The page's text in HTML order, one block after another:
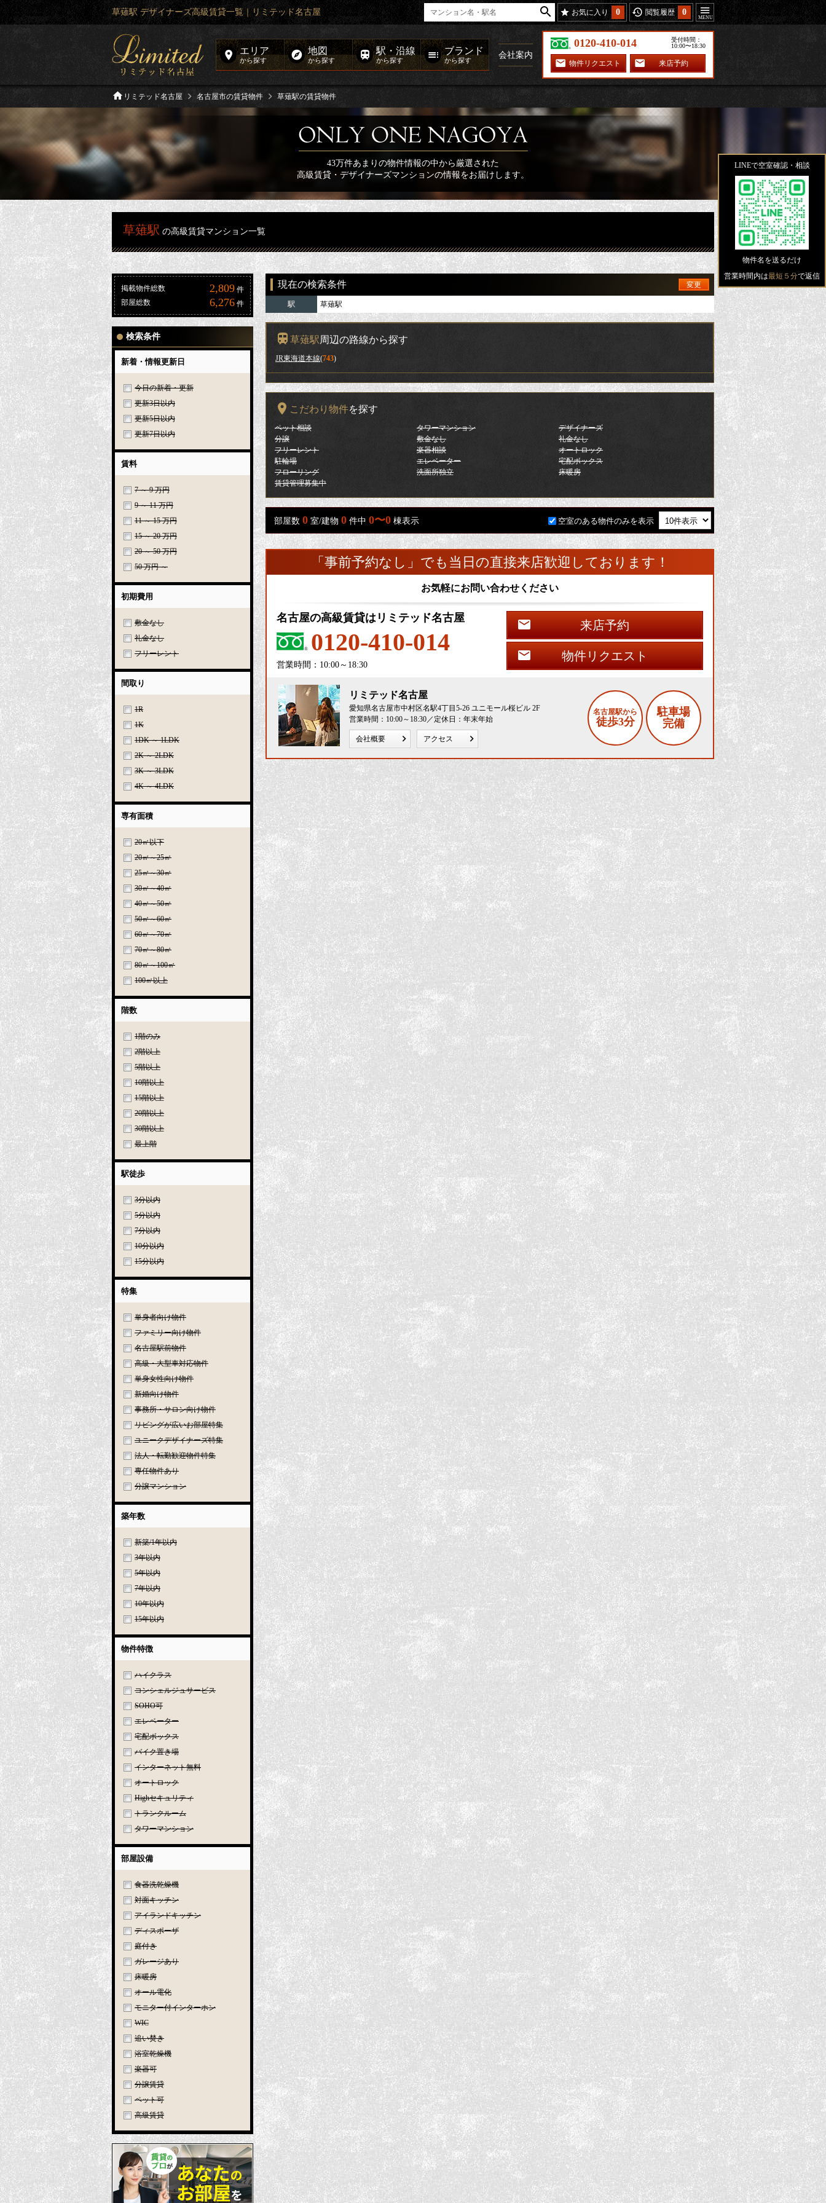
草薙駅 デザイナーズ高級賃貸一覧｜リミテッド名古屋 お気に入り 0 閲覧履歴 0
エリア
から探す
地図
から探す
駅・沿線
から探す
ブランド
から探す
会社案内
0120-410-014
受付時間：
10:00〜18:30
物件リクエスト 来店予約
リミテッド名古屋 名古屋市の賃貸物件 草薙駅の賃貸物件
43万件あまりの物件情報の中から厳選された
高級賃貸・デザイナーズマンションの情報をお届けします。
草薙駅 の高級賃貸マンション一覧
掲載物件総数 2,809 件
部屋総数
6,276 件
検索条件
新着・情報更新日
今日の新着・更新
更新3日以内
更新5日以内
更新7日以内
賃料
7 ～ 9 万円
9 ～ 11 万円
11 ～ 15 万円
15 ～ 20 万円
20 ～ 50 万円
50 万円 ～
初期費用
敷金なし
礼金なし
フリーレント
間取り
1R
1K
1DK ～ 1LDK
2K ～ 2LDK
3K ～ 3LDK
4K ～ 4LDK
専有面積
20㎡以下
20㎡～25㎡
25㎡～30㎡
30㎡～40㎡
40㎡～50㎡
50㎡～60㎡
60㎡～70㎡
70㎡～80㎡
80㎡～100㎡
100㎡以上
階数
1階のみ
2階以上
5階以上
10階以上
15階以上
20階以上
30階以上
最上階
駅徒歩
3分以内
5分以内
7分以内
10分以内
15分以内
特集
単身者向け物件
ファミリー向け物件
名古屋駅前物件
高級・大型車対応物件
単身女性向け物件
新婚向け物件
事務所・サロン向け物件
リビングが広いお部屋特集
ユニークデザイナーズ特集
法人・転勤歓迎物件特集
専任物件あり
分譲マンション
築年数
新築/1年以内
3年以内
5年以内
7年以内
10年以内
15年以内
物件特徴
ハイクラス
コンシェルジュサービス
SOHO可
エレベーター
宅配ボックス
バイク置き場
インターネット無料
オートロック
Highセキュリティ
トランクルーム
タワーマンション
部屋設備
食器洗乾燥機
対面キッチン
アイランドキッチン
ディスポーザ
庭付き
ガレージあり
床暖房
オール電化
モニター付インターホン
WIC
追い焚き
浴室乾燥機
楽器可
分譲賃貸
ペット可
高級賃貸
現在の検索条件 変更
駅 草薙駅
草薙駅周辺の路線から探す
JR東海道本線(743)
こだわり物件を探す
ペット相談 タワーマンション
デザイナーズ
分譲
敷金なし
礼金なし
フリーレント
楽器相談
オートロック
駐輪場
エレベーター
宅配ボックス
フローリング
洗面所独立
床暖房
賃貸管理募集中
部屋数 0 室/建物 0 件中 0〜0 棟表示 空室のある物件のみを表示
「事前予約なし」でも当日の直接来店歓迎しております！
お気軽にお問い合わせください
名古屋の高級賃貸はリミテッド名古屋
0120-410-014
営業時間：10:00～18:30
来店予約
物件リクエスト
リミテッド名古屋
愛知県名古屋市中村区名駅4丁目5-26 ユニモール桜ビル 2F
営業時間：10:00～18:30／定休日：年末年始
会社概要 アクセス
名古屋駅から
徒歩3分
駐車場
完備
LINEで空室確認・相談
物件名を送るだけ
営業時間内は最短５分で返信